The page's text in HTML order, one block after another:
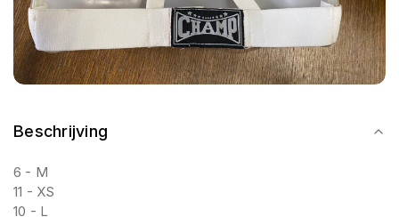
Beschrijving
6 - M
11 - XS
10 - L